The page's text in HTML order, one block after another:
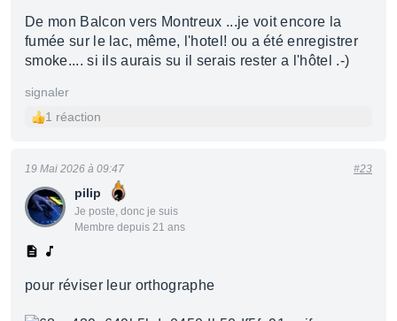
De mon Balcon vers Montreux ...je voit encore la
fumée sur le lac, même, l'hotel! ou a été enregistrer
smoke.... si ils aurais su il serais rester a l'hôtel .-)
signaler
1 réaction
pilip
Je poste, donc je suis
Membre depuis 21 ans
19 Mai 2026 à 09:47 #23
pour réviser leur orthographe